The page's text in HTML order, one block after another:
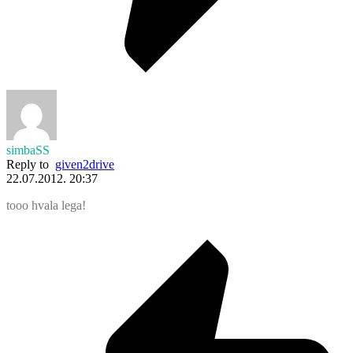
simbaSS
Reply to given2drive
22.07.2012. 20:37
tooo hvala lega!